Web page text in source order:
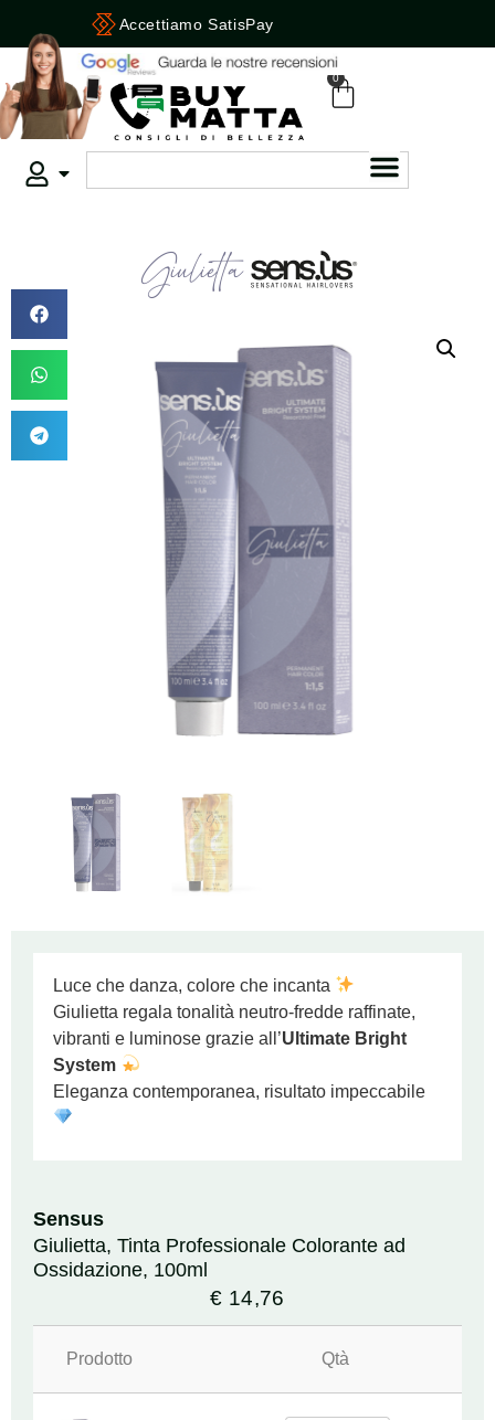
Accettiamo Carte e Bancomat
0
Luce che danza, colore che incanta
Giulietta regala tonalità neutro‑fredde raffinate,
vibranti e luminose grazie all’Ultimate Bright
System
Eleganza contemporanea, risultato impeccabile
Sensus
Giulietta, Tinta Professionale Colorante ad
Ossidazione, 100ml
€ 14,76
Prodotto Qtà